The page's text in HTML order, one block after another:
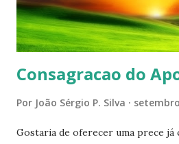
Consagracao do
Por João Sérgio P. Silva
Gostaria de oferecer uma prece já